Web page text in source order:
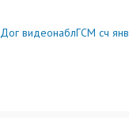
Дог видеонаблГСМ сч янв